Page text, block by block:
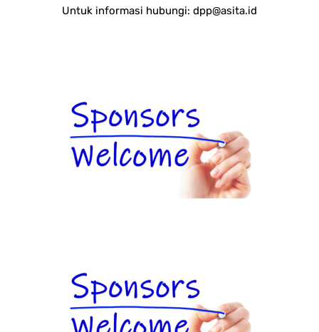
Untuk informasi hubungi: dpp@asita.id